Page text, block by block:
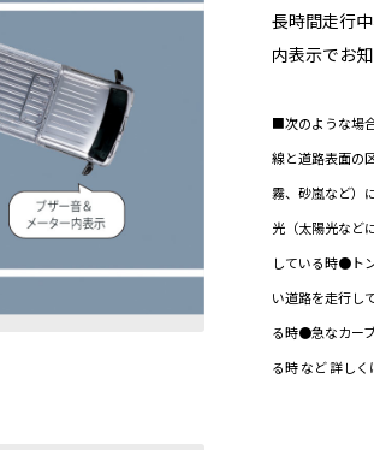
長時間走行
内表示でお知
■次のような場
線と道路表面の
霧、砂嵐など）
光（太陽光など
している時●ト
い道路を走行し
る時●急なカー
る時 など 詳しく